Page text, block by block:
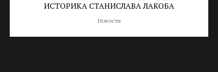
ИСТОРИКА СТАНИСЛАВА ЛАКОБА
Новости